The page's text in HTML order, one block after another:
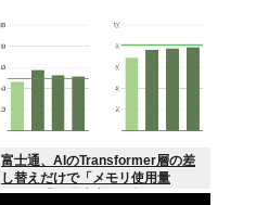
富士通、AIのTransformer層の差
し替えだけで「メモリ使用量
1/10」「処理速度475倍」になる